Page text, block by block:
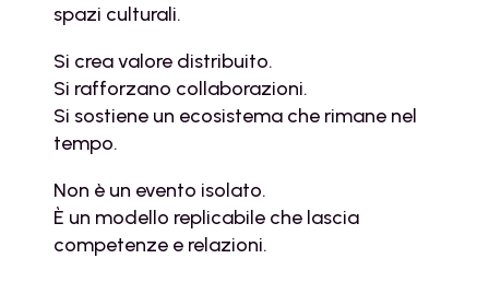
spazi culturali.
Si crea valore distribuito.
Si rafforzano collaborazioni.
Si sostiene un ecosistema che rimane nel
tempo.
Non è un evento isolato.
È un modello replicabile che lascia
competenze e relazioni.